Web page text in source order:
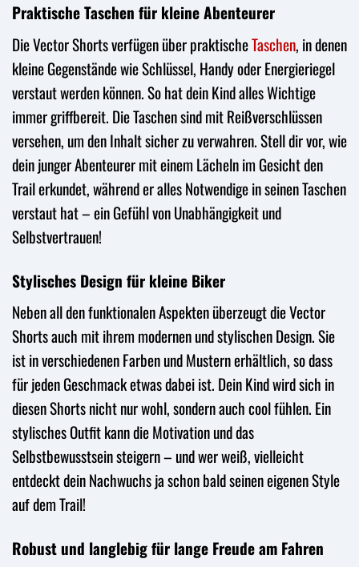
Praktische Taschen für kleine Abenteurer
Die Vector Shorts verfügen über praktischeTaschen, in denen
kleine Gegenstände wie Schlüssel, Handy oder Energieriegel
verstaut werden können. So hat dein Kind alles Wichtige
immer griffbereit. Die Taschen sind mit Reißverschlüssen
versehen, um den Inhalt sicher zu verwahren. Stell dir vor, wie
dein junger Abenteurer mit einem Lächeln im Gesicht den
Trail erkundet, während er alles Notwendige in seinen Taschen
verstaut hat – ein Gefühl von Unabhängigkeit und
Selbstvertrauen!
Stylisches Design für kleine Biker
Neben all den funktionalen Aspekten überzeugt die Vector
Shorts auch mit ihrem modernen und stylischen Design. Sie
ist in verschiedenen Farben und Mustern erhältlich, so dass
für jeden Geschmack etwas dabei ist. Dein Kind wird sich in
diesen Shorts nicht nur wohl, sondern auch cool fühlen. Ein
stylisches Outfit kann die Motivation und das
Selbstbewusstsein steigern – und wer weiß, vielleicht
entdeckt dein Nachwuchs ja schon bald seinen eigenen Style
auf dem Trail!
Robust und langlebig für lange Freude am Fahren